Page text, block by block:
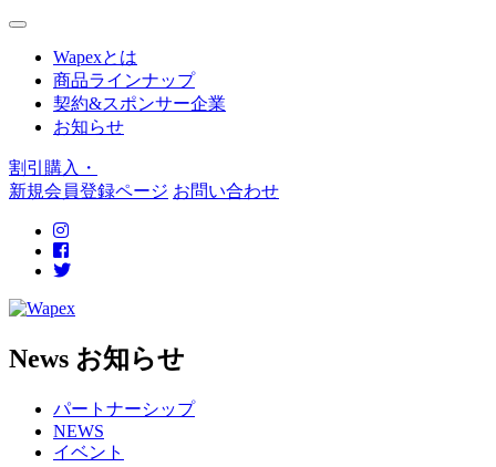
Wapexとは
商品ラインナップ
契約&スポンサー企業
お知らせ
割引購入・
新規会員登録ページ お問い合わせ
News お知らせ
パートナーシップ
NEWS
イベント